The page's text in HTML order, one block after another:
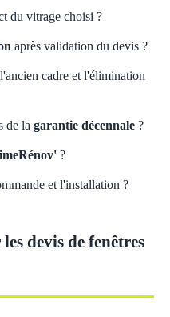
du vitrage choisi ?
après validation du devis ?
cadre et l'élimination
de la garantie décennale ?
?
et l'installation ?
devis de fenêtres